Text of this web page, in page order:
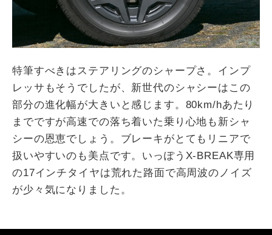
特筆すべきはステアリングのシャープさ。インプ
レッサもそうでしたが、新世代のシャシーはこの
部分の進化幅が大きいと感じます。80km/hあたり
までですが高速での落ち着いた乗り心地も新シャ
シーの恩恵でしょう。ブレーキがとてもリニアで
扱いやすいのも美点です。いっぽうX-BREAK専用
の17インチタイヤは荒れた路面で高周波のノイズ
が少々気になりました。